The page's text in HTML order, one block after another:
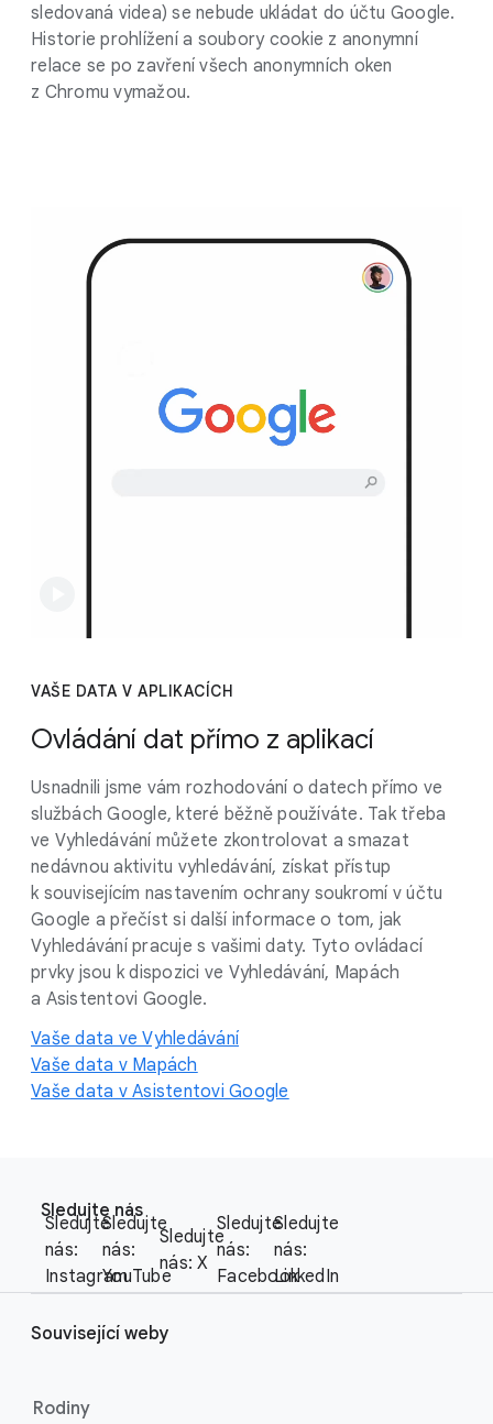
sledovaná videa) se nebude ukládat do účtu Google.
Historie prohlížení a soubory cookie z anonymní
relace se po zavření všech anonymních oken
z Chromu vymažou.
VAŠE DATA V APLIKACÍCH
Ovládání dat přímo z aplikací
Usnadnili jsme vám rozhodování o datech přímo ve
službách Google, které běžně používáte. Tak třeba
ve Vyhledávání můžete zkontrolovat a smazat
nedávnou aktivitu vyhledávání, získat přístup
k souvisejícím nastavením ochrany soukromí v účtu
Google a přečíst si další informace o tom, jak
Vyhledávání pracuje s vašimi daty. Tyto ovládací
prvky jsou k dispozici ve Vyhledávání, Mapách
a Asistentovi Google.
Vaše data ve Vyhledávání
Vaše data v Mapách
Vaše data v Asistentovi Google
e
o
c
l
d
Sledujte nás
Sledujte
nás:
Instagram
Sledujte
nás:
YouTube
Sledujte
nás: X
Sledujte
nás:
Facebook
Sledujte
nás:
LinkedIn
Související weby
Rodiny